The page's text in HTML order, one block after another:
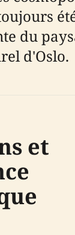
du
d'Oslo.
et